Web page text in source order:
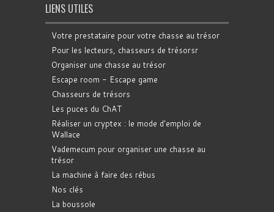
LIENS UTILES
Votre prestataire pour votre chasse au trésor
Pour les lecteurs, chasseurs de trésorsr
Organiser une chasse au trésor
Escape room - Escape game
Chasseurs de trésors
Les puces du ChAT
Réaliser un cryptex : le mode d'emploi de
Wallace
Vademecum pour organiser une chasse au
trésor
La machine à faire des rébus
Nos clés
La boussole